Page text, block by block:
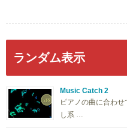
ランダム表示
Music Catch 2
ピアノの曲に合わ
し系 …